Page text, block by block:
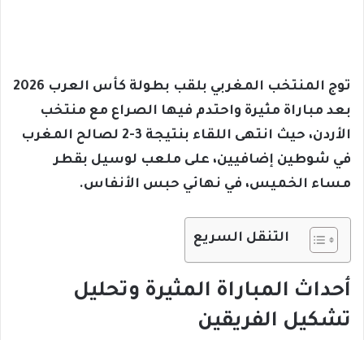
توج المنتخب المغربي بلقب بطولة كأس العرب 2026
بعد مباراة مثيرة واحتدم فيها الصراع مع منتخب
الأردن، حيث انتهى اللقاء بنتيجة 3-2 لصالح المغرب
في شوطين إضافيين، على ملعب لوسيل بقطر
مساء الخميس، في نهائي حبس الأنفاس.
التنقل السريع
أحداث المباراة المثيرة وتحليل
تشكيل الفريقين